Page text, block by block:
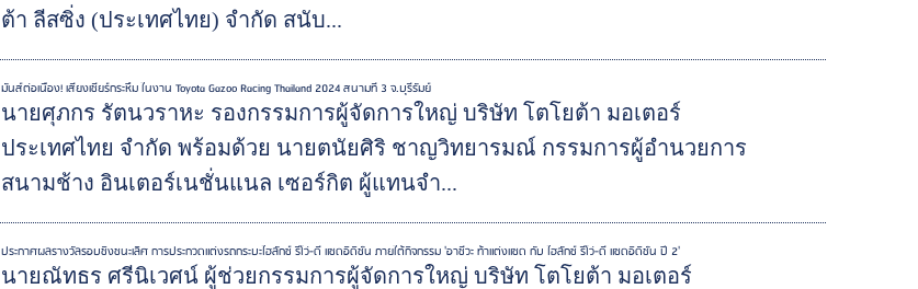
ต้า ลีสซิ่ง (ประเทศไทย) จำกัด สนับ...
มันส์ต่อเนื่อง! เสียงเชียร์กระหึ่ม ในงาน Toyota Gazoo Racing Thailand 2024 สนามที่ 3 จ.บุรีรัมย์
นายศุภกร รัตนวราหะ รองกรรมการผู้จัดการใหญ่ บริษัท โตโยต้า มอเตอร์
ประเทศไทย จำกัด พร้อมด้วย นายตนัยศิริ ชาญวิทยารมณ์ กรรมการผู้อำนวยการ
สนามช้าง อินเตอร์เนชั่นแนล เซอร์กิต ผู้แทนจำ...
ประกาศผลรางวัลรอบชิงชนะเลิศ การประกวดแต่งรถกระบะไฮลักซ์ รีโว่-ดี แซดอิดิชั่น ภายใต้กิจกรรม 'อาชีวะ ท้าแต่งแซด กับ ไฮลักซ์ รีโว่-ดี แซดอิดิชั่น ปี 2'
นายณัทธร ศรีนิเวศน์ ผู้ช่วยกรรมการผู้จัดการใหญ่ บริษัท โตโยต้า มอเตอร์